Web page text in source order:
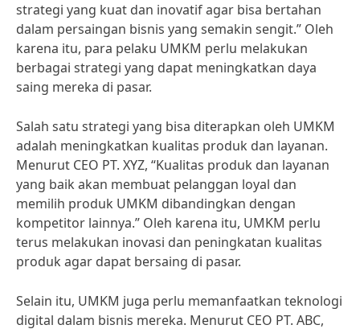
strategi yang kuat dan inovatif agar bisa bertahan
dalam persaingan bisnis yang semakin sengit.” Oleh
karena itu, para pelaku UMKM perlu melakukan
berbagai strategi yang dapat meningkatkan daya
saing mereka di pasar.
Salah satu strategi yang bisa diterapkan oleh UMKM
adalah meningkatkan kualitas produk dan layanan.
Menurut CEO PT. XYZ, “Kualitas produk dan layanan
yang baik akan membuat pelanggan loyal dan
memilih produk UMKM dibandingkan dengan
kompetitor lainnya.” Oleh karena itu, UMKM perlu
terus melakukan inovasi dan peningkatan kualitas
produk agar dapat bersaing di pasar.
Selain itu, UMKM juga perlu memanfaatkan teknologi
digital dalam bisnis mereka. Menurut CEO PT. ABC,